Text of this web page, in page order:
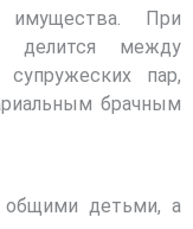
имущества. При
делится между
пар,
брачным
детьми, а